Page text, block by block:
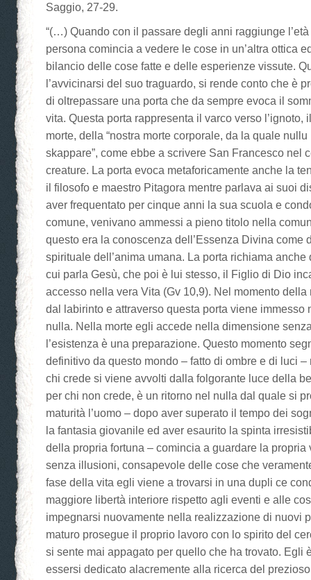
Saggio, 27-29.
“(…) Quando con il passare degli anni raggiunge
persona comincia a vedere le cose in un’altra ottica
bilancio delle cose fatte e delle esperienze vissute.
l’avvicinarsi del suo traguardo, si rende conto che è
di oltrepassare una porta che da sempre evoca il
vita. Questa porta rappresenta il varco verso l’ignoto,
morte, della “nostra morte corporale, da la quale
skappare”, come ebbe a scrivere San Francesco nel
creature. La porta evoca metaforicamente anche la
il filosofo e maestro Pitagora mentre parlava ai suoi
aver frequentato per cinque anni la sua scuola e
comune, venivano ammessi a pieno titolo nella
questo era la conoscenza dell’Essenza Divina come
spirituale dell’anima umana. La porta richiama anche
cui parla Gesù, che poi è lui stesso, il Figlio di Dio
accesso nella vera Vita (Gv 10,9). Nel momento della
dal labirinto e attraverso questa porta viene immesso
nulla. Nella morte egli accede nella dimensione
l’esistenza è una preparazione. Questo momento
definitivo da questo mondo – fatto di ombre e di luci –
chi crede si viene avvolti dalla folgorante luce della
per chi non crede, è un ritorno nel nulla dal quale si
maturità l’uomo – dopo aver superato il tempo dei
la fantasia giovanile ed aver esaurito la spinta
della propria fortuna – comincia a guardare la propria
senza illusioni, consapevole delle cose che
fase della vita egli viene a trovarsi in una dupli ce
maggiore libertà interiore rispetto agli eventi e alle
impegnarsi nuovamente nella realizzazione di nuovi
maturo prosegue il proprio lavoro con lo spirito del
si sente mai appagato per quello che ha trovato. Egli
essersi dedicato alacremente alla ricerca del